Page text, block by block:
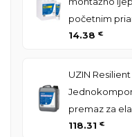
početnim
14.38 €
UZIN
premaz za
118.31 €